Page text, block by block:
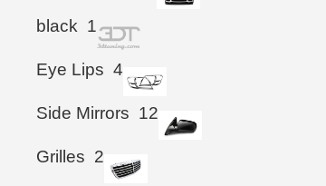
black 1
Eye Lips 4
Side Mirrors 12
Grilles 2